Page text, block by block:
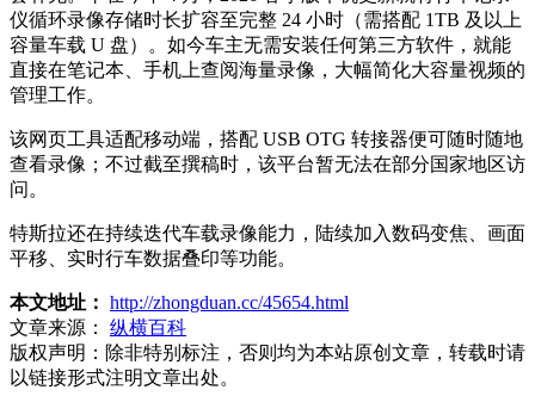
仪循环录像存储时长扩容至完整 24 小时（需搭配 1TB 及以上
容量车载 U 盘）。如今车主无需安装任何第三方软件，就能
直接在笔记本、手机上查阅海量录像，大幅简化大容量视频的
管理工作。
该网页工具适配移动端，搭配 USB OTG 转接器便可随时随地
查看录像；不过截至撰稿时，该平台暂无法在部分国家地区访
问。
特斯拉还在持续迭代车载录像能力，陆续加入数码变焦、画面
平移、实时行车数据叠印等功能。
本文地址： http://zhongduan.cc/45654.html
文章来源：
纵横百科
版权声明： 除非特别标注，否则均为本站原创文章，转载时请
以链接形式注明文章出处。